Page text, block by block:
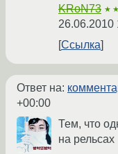
KRoN73
26.06.2010
Ссылка
Ответ на:
+00:00
Тем, что
на рельсах